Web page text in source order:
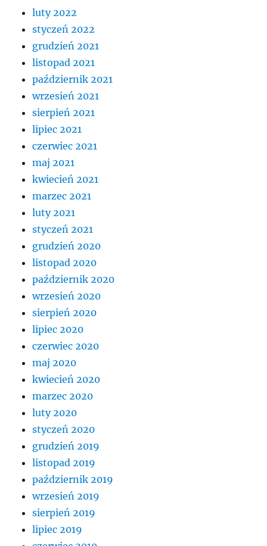
luty 2022
styczeń 2022
grudzień 2021
listopad 2021
październik 2021
wrzesień 2021
sierpień 2021
lipiec 2021
czerwiec 2021
maj 2021
kwiecień 2021
marzec 2021
luty 2021
styczeń 2021
grudzień 2020
listopad 2020
październik 2020
wrzesień 2020
sierpień 2020
lipiec 2020
czerwiec 2020
maj 2020
kwiecień 2020
marzec 2020
luty 2020
styczeń 2020
grudzień 2019
listopad 2019
październik 2019
wrzesień 2019
sierpień 2019
lipiec 2019